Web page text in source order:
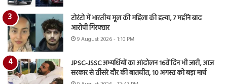
टोरंटो में भारतीय मूल की महिला की हत्या, 7 महीने बाद
आरोपी गिरफ्तार
9 August 2026 - 1:10 PM
JPSC-JSSC अभ्यर्थियों का आंदोलन 16वें दिन भी जारी, आज
सरकार से तीसरे दौर की बातचीत, 10 अगस्त को बड़ा मार्च